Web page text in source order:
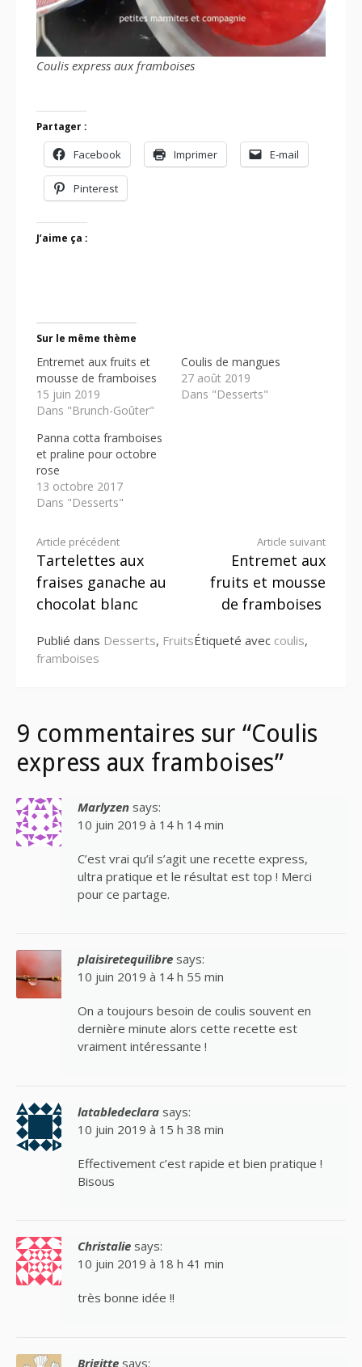
Coulis express aux framboises
Partager :
Facebook Imprimer E-mail
Pinterest
J’aime ça :
Sur le même thème
Entremet aux fruits et
mousse de framboises
15 juin 2019
Dans "Brunch-Goûter"
Coulis de mangues
27 août 2019
Dans "Desserts"
Panna cotta framboises
et praline pour octobre
rose
13 octobre 2017
Dans "Desserts"
Lire
la
suite
Article précédent
Tartelettes aux
fraises ganache au
chocolat blanc
Article suivant
Entremet aux
fruits et mousse
de framboises
Publié dans Desserts, FruitsÉtiqueté avec coulis,
framboises
9 commentaires sur “Coulis
express aux framboises”
Marlyzen says:
10 juin 2019 à 14 h 14 min
C’est vrai qu’il s’agit une recette express,
ultra pratique et le résultat est top ! Merci
pour ce partage.
plaisiretequilibre says:
10 juin 2019 à 14 h 55 min
On a toujours besoin de coulis souvent en
dernière minute alors cette recette est
vraiment intéressante !
latabledeclara says:
10 juin 2019 à 15 h 38 min
Effectivement c’est rapide et bien pratique !
Bisous
Christalie says:
10 juin 2019 à 18 h 41 min
très bonne idée !!
Brigitte says: